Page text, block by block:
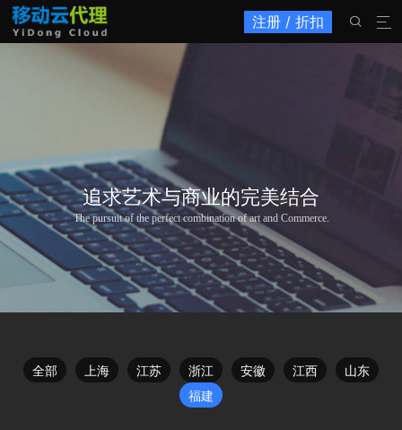
注册 / 折扣 

追求艺术与商业的完美结合
The pursuit of the perfect combination of art and Commerce.
全部 上海 江苏 浙江 安徽 江西
山东
福建